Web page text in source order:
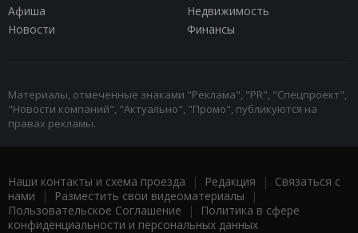
Афиша
Недвижимость
Новости
Финансы
Материалы, отмеченные знаками "Реклама", "PR", "Спецпроект",
"Новости компаний", "Актуально", "Промо", публикуются на
правах рекламы.
Наши контакты и схема проезда | Редакция | Связаться с
нами | Разместить свои видеоматериалы |
Пользовательское Соглашение |
Политика в сфере
конфиденциальности и персональных данных